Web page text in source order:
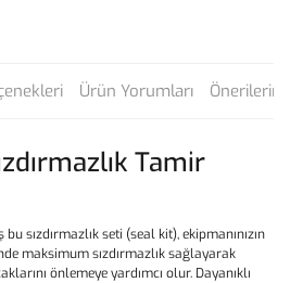
Ürün Yorumları
Tamir
sızdırmazlık seti (seal kit), ekipmanınızın
maksimum sızdırmazlık sağlayarak
önlemeye yardımcı olur. Dayanıklı